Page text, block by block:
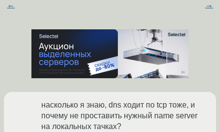
← →
насколько я знаю, dns ходит по tcp тоже, и
почему не проставить нужный name server
на локальных тачках?